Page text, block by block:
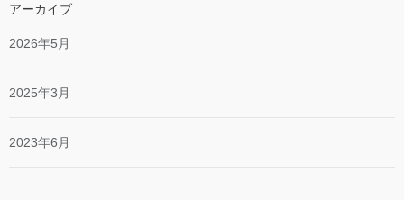
アーカイブ
2026年5月
2025年3月
2023年6月